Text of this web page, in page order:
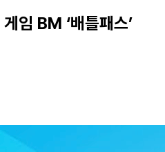
임 BM ‘배틀패스’